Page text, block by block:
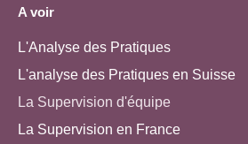
A voir
L'Analyse des Pratiques
L'analyse des Pratiques en Suisse
La Supervision d'équipe
La Supervision en France